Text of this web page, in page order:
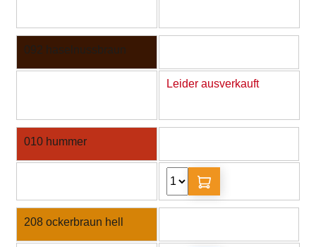
092 haselnussbraun
Leider ausverkauft
010 hummer
208 ockerbraun hell